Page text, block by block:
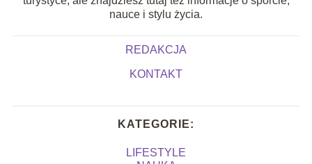
nauce i stylu życia.
REDAKCJA
KONTAKT
KATEGORIE:
LIFESTYLE